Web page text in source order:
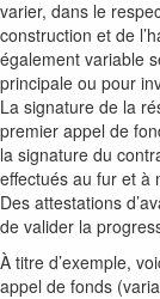
varier, dans le
construction et de
également variable
principale ou pour
La signature de la
premier appel de
la signature du
effectués au fur et à
Des attestations
de valider la
À titre d’exemple,
appel de fonds